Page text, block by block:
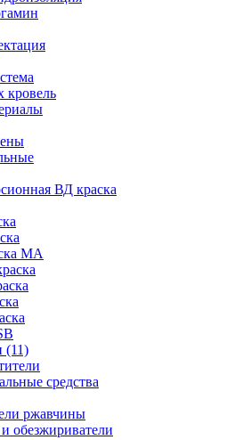
кровель
ВД краска
МА
(11)
средства
ржавчины
обезжириватели